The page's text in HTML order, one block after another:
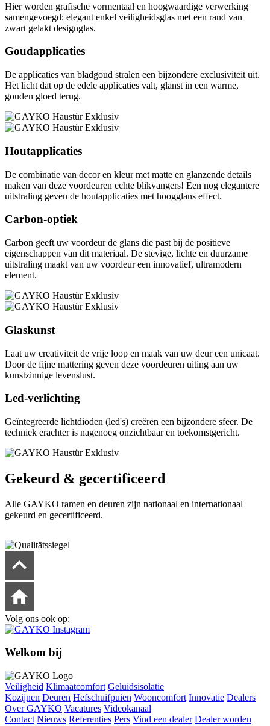
Hier worden grafische vormentaal en hoogwaardige verwerking
samengevoegd: elegant enkel veiligheidsglas met een rand van
zwart gelakt designglas.
Goudapplicaties
De applicaties van bladgoud stralen een bijzondere exclusiviteit uit.
Het licht dat op de edele applicaties valt, glanst in een warme,
gouden gloed terug.
Houtapplicaties
De combinatie van decor en kleur met matte en glanzende details
maken van deze voordeuren echte blikvangers! Een nog elegantere
uitstraling geven de houtapplicaties met hoogglans effect.
Carbon-optiek
Carbon geeft uw voordeur de glans die past bij de positieve
eigenschappen van dit materiaal. De stevige, lichte en duurzame
uitstraling maakt van uw voordeur een innovatief, ultramodern
element.
Glaskunst
Laat uw creativiteit de vrije loop en maak van uw deur een unicaat.
Door de fijne mattering geven deze voordeuren uiting aan uw
kunstzinnige levenslust.
Led-verlichting
Geïntegreerde lichtdioden (led's) creëren een bijzondere sfeer. De
techniek erachter is nagenoeg onzichtbaar en toekomstgericht.
Gekeurd & gecertificeerd
Alle GAYKO ramen en deuren zijn nationaal en internationaal
gekeurd en gecertificeerd.
Volg ons ook op:
Welkom bij
Veiligheid Klimaatcomfort Geluidsisolatie
Kozijnen Deuren Hefschuifpuien Wooncomfort Innovatie Dealers
Over GAYKO Vacatures Videokanaal
Contact Nieuws Referenties Pers Vind een dealer Dealer worden